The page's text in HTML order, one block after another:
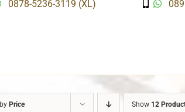
0878-5236-3119 (XL)
Price Show 12